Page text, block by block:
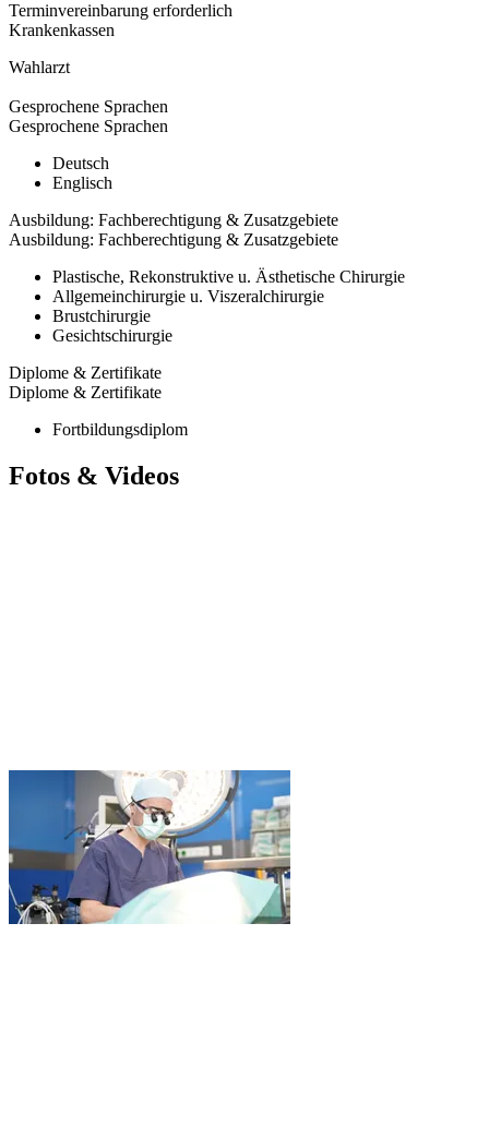
Terminvereinbarung erforderlich
Krankenkassen
Wahlarzt
Gesprochene Sprachen
Gesprochene Sprachen
Deutsch
Englisch
Ausbildung: Fachberechtigung & Zusatzgebiete
Ausbildung: Fachberechtigung & Zusatzgebiete
Plastische, Rekonstruktive u. Ästhetische Chirurgie
Allgemeinchirurgie u. Viszeralchirurgie
Brustchirurgie
Gesichtschirurgie
Diplome & Zertifikate
Diplome & Zertifikate
Fortbildungsdiplom
Fotos & Videos